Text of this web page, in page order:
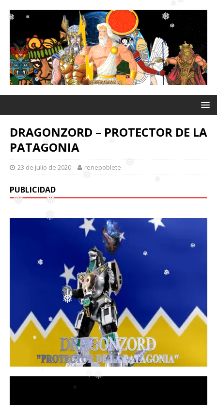
❅
❅
❅
❅
❅
❅
❅
❅
❅
❅ ❅
❅
❅
❅
❅ ❅
❅
❅
❅ ❅
❅
DRAGONZORD – PROTECTOR DE LA
PATAGONIA
23 de julio de 2020 renepoblete
PUBLICIDAD